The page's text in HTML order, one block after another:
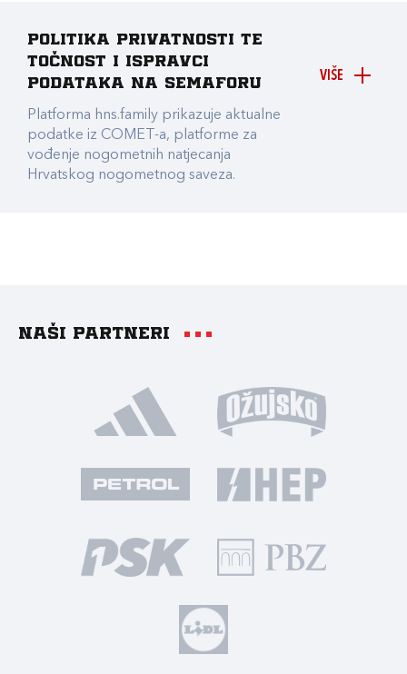
VIŠE
Politika privatnosti te
točnost i ispravci
podataka na Semaforu
Platforma hns.family prikazuje aktualne
podatke iz COMET-a, platforme za
vođenje nogometnih natjecanja
Hrvatskog nogometnog saveza.
Naši partneri